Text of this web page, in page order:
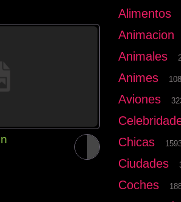
Alimentos
Animacion
Animales
Animes
Aviones
Chicas
Ciudades
Coches